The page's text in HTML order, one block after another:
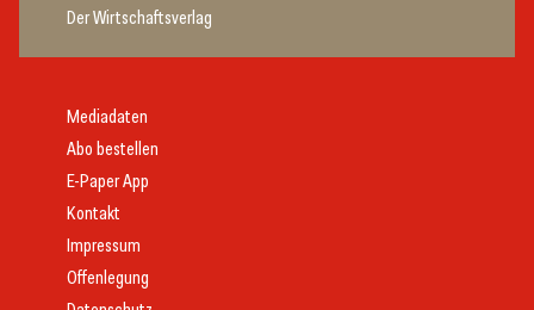
Der Wirtschaftsverlag
Mediadaten
Abo bestellen
E-Paper App
Kontakt
Impressum
Offenlegung